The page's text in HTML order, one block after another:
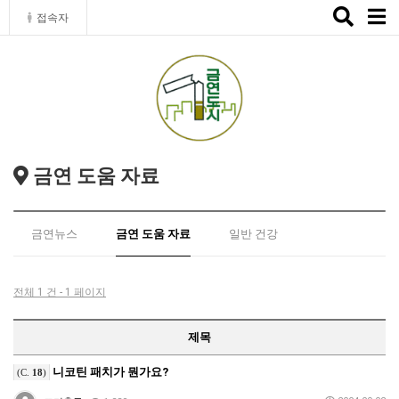
접속자
Toggle
금연 도움 자료
금연뉴스 금연 도움 자료 일반 건강
전체 1 건 - 1 페이지
제목
(C. 18) 니코틴 패치가 뭔가요?